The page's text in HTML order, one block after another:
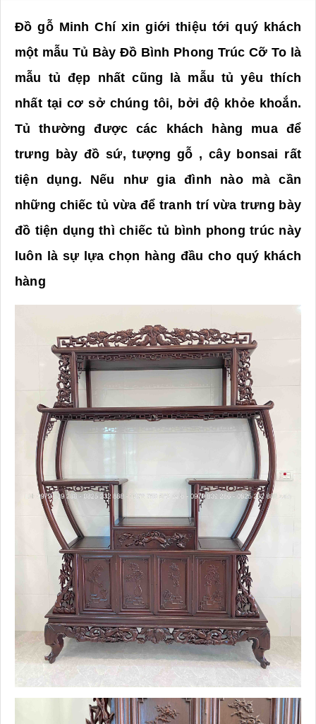
Đồ gỗ Minh Chí xin giới thiệu tới quý khách
một mẫu Tủ Bày Đồ Bình Phong Trúc Cỡ To là
mẫu tủ đẹp nhất cũng là mẫu tủ yêu thích
nhất tại cơ sở chúng tôi, bởi độ khỏe khoắn.
Tủ thường được các khách hàng mua để
trưng bày đồ sứ, tượng gỗ , cây bonsai rất
tiện dụng. Nếu như gia đình nào mà cần
những chiếc tủ vừa để tranh trí vừa trưng bày
đồ tiện dụng thì chiếc tủ bình phong trúc này
luôn là sự lựa chọn hàng đầu cho quý khách
hàng